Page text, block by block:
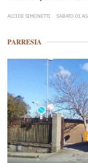
ALCIDE SIMONETTI SABATO 01
PARRESIA